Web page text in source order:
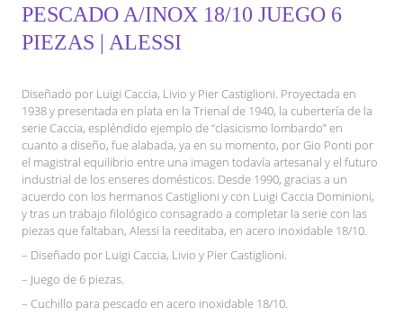
PESCADO A/INOX 18/10 JUEGO 6
PIEZAS | ALESSI
Diseñado por Luigi Caccia, Livio y Pier Castiglioni. Proyectada en
1938 y presentada en plata en la Trienal de 1940, la cubertería de la
serie Caccia, espléndido ejemplo de “clasicismo lombardo” en
cuanto a diseño, fue alabada, ya en su momento, por Gio Ponti por
el magistral equilibrio entre una imagen todavía artesanal y el futuro
industrial de los enseres domésticos. Desde 1990, gracias a un
acuerdo con los hermanos Castiglioni y con Luigi Caccia Dominioni,
y tras un trabajo filológico consagrado a completar la serie con las
piezas que faltaban, Alessi la reeditaba, en acero inoxidable 18/10.
– Diseñado por Luigi Caccia, Livio y Pier Castiglioni.
– Juego de 6 piezas.
– Cuchillo para pescado en acero inoxidable 18/10.